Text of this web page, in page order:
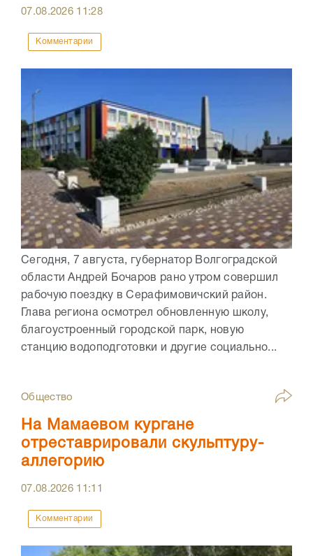
07.08.2026 11:28
Комментарии
Сегодня, 7 августа, губернатор Волгоградской
области Андрей Бочаров рано утром совершил
рабочую поездку в Серафимовичский район.
Глава региона осмотрел обновленную школу,
благоустроенный городской парк, новую
станцию водоподготовки и другие социально...
Общество
На Мамаевом кургане
отреставрировали скульптуру-
аллегорию
07.08.2026 11:11
Комментарии